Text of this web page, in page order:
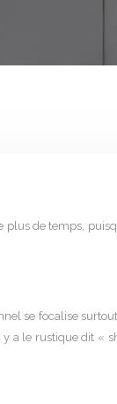
plus de temps,
se focalise
le rustique dit